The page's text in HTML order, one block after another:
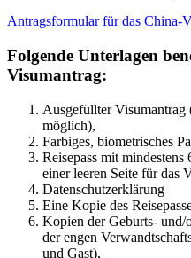
Antragsformular für das China-
Folgende Unterlagen
Visumantrag:
Ausgefüllter
möglich),
Farbiges, biometrisches
Reisepass mit
einer leeren Seite für das
Datenschutzerklärung
Eine Kopie des
Kopien der Geburts- und/
der engen
und Gast),